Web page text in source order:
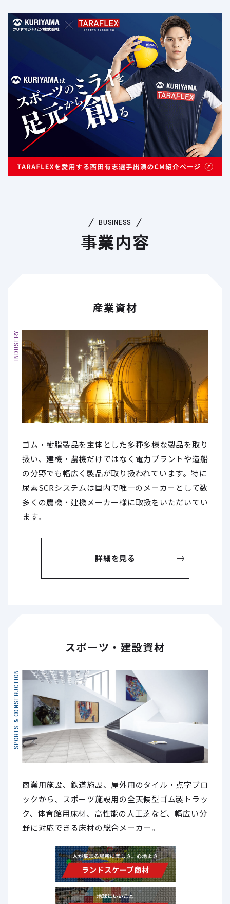
BUSINESS
事業内容
産業資材
INDUSTRY
ゴム・樹脂製品を主体とした多種多様な製品を取り
扱い、建機・農機だけではなく電力プラントや造船
の分野でも幅広く製品が取り扱われています。特に
尿素SCRシステムは国内で唯一のメーカーとして数
多くの農機・建機メーカー様に取扱をいただいてい
ます。
詳細を見る
スポーツ・建設資材
SPORTS & CONSTRUCTION
商業用施設、鉄道施設、屋外用のタイル・点字ブロ
ックから、スポーツ施設用の全天候型ゴム製トラッ
ク、体育館用床材、高性能の人工芝など、幅広い分
野に対応できる床材の総合メーカー。